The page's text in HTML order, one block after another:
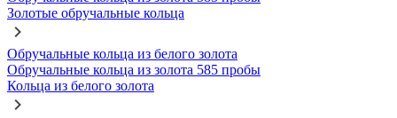
Золотые обручальные кольца
Обручальные кольца из белого золота
Обручальные кольца из золота 585 пробы
Кольца из белого золота